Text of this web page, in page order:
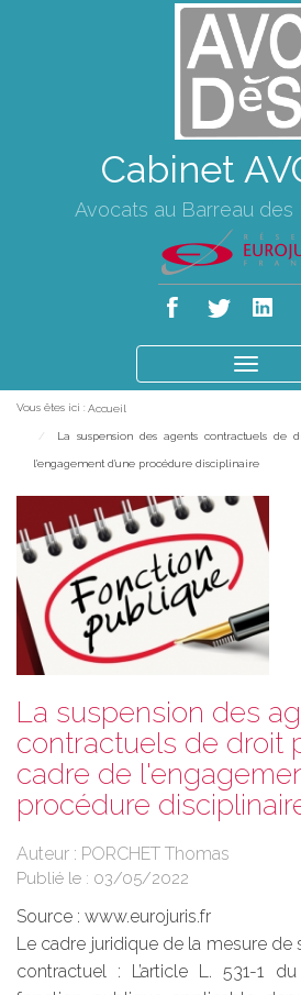
Cabinet
Avocats au Barreau des
le
Vous êtes ici : Accueil
La suspension des agents contractuels
l'engagement d'une procédure disciplinaire
La suspension des
contractuels de droit
cadre de
procédure
Auteur : PORCHET Thomas
Publié le : 03/05/2022
Source : www.eurojuris.fr
Le cadre juridique de la mesure de
contractuel : L’article L. 531-1